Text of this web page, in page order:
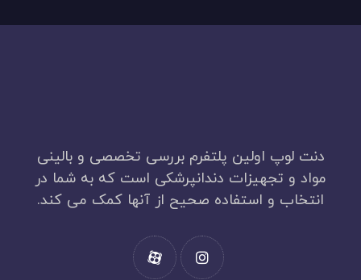
دنت لوپ اولین پلتفرم بررسی تخصصی و بالینی
مواد و تجهیزات دندانپرشکی است که به شما در
انتخاب و استفاده صحیح از آنها کمک می کند.